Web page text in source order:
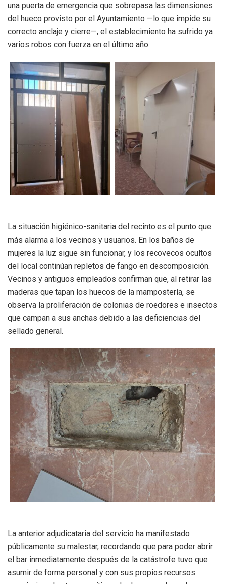
una puerta de emergencia que sobrepasa las dimensiones
del hueco provisto por el Ayuntamiento —lo que impide su
correcto anclaje y cierre—, el establecimiento ha sufrido ya
varios robos con fuerza en el último año.
La situación higiénico-sanitaria del recinto es el punto que
más alarma a los vecinos y usuarios. En los baños de
mujeres la luz sigue sin funcionar, y los recovecos ocultos
del local continúan repletos de fango en descomposición.
Vecinos y antiguos empleados confirman que, al retirar las
maderas que tapan los huecos de la mampostería, se
observa la proliferación de colonias de roedores e insectos
que campan a sus anchas debido a las deficiencias del
sellado general.
La anterior adjudicataria del servicio ha manifestado
públicamente su malestar, recordando que para poder abrir
el bar inmediatamente después de la catástrofe tuvo que
asumir de forma personal y con sus propios recursos